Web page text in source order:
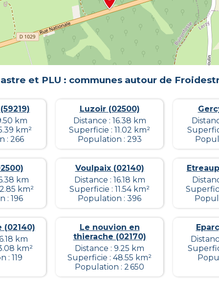
et PLU : communes autour de
km
km²
: 266
Luzoir (02500)
Distance : 16.38 km
Superficie : 11.02 km²
Population : 293
km
km²
: 196
Voulpaix (02140)
Distance : 16.18 km
Superficie : 11.54 km²
Population : 396
(02140)
km
km²
: 119
Le nouvion en
thierache (02170)
Distance : 9.25 km
Superficie : 48.55 km²
Population : 2 650